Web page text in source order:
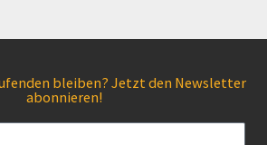
bleiben? Jetzt den Newsletter
abonnieren!